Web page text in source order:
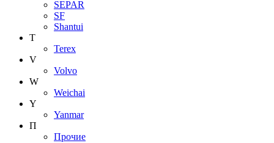
SEPAR
SF
Shantui
T
Terex
V
Volvo
W
Weichai
Y
Yanmar
П
Прочие